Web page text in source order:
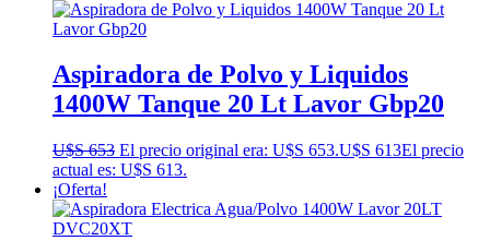
Aspiradora de Polvo y Liquidos
1400W Tanque 20 Lt Lavor Gbp20
U$S653 El precio original era: U$S 653.U$S 613El precio
actual es: U$S 613.
¡Oferta!